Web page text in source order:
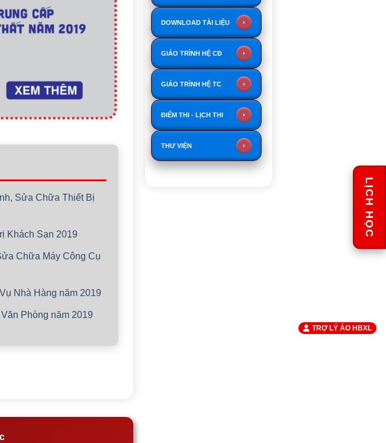
Sửa Chữa Thiết Bị
Khách Sạn 2019
Chữa Máy Công Cụ
Nhà Hàng năm 2019
Phòng năm 2019
DOWNLOAD TÀI LIỆU
GIÁO TRÌNH HỆ CĐ
GIÁO TRÌNH HỆ TC
ĐIỂM THI - LỊCH THI
THƯ VIỆN
LỊCH HỌC
TRỢ LÝ ẢO HBXL